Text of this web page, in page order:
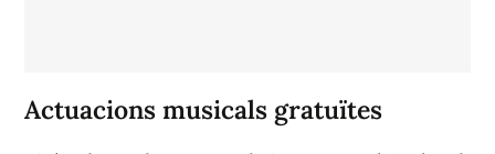
Actuacions musicals gratuïtes